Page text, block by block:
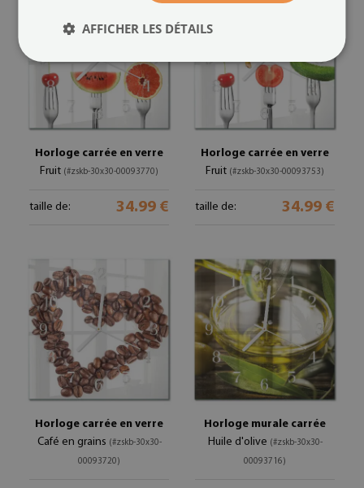
Horloge carrée en verre
Fruit (#zskb-30x30-00093770)
taille de: 34.99 €
Horloge carrée en verre
Fruit (#zskb-30x30-00093753)
taille de: 34.99 €
Horloge carrée en verre
Café en grains (#zskb-30x30-
00093720)
Horloge murale carrée
Huile d'olive (#zskb-30x30-
00093716)
AFFICHER LES DÉTAILS